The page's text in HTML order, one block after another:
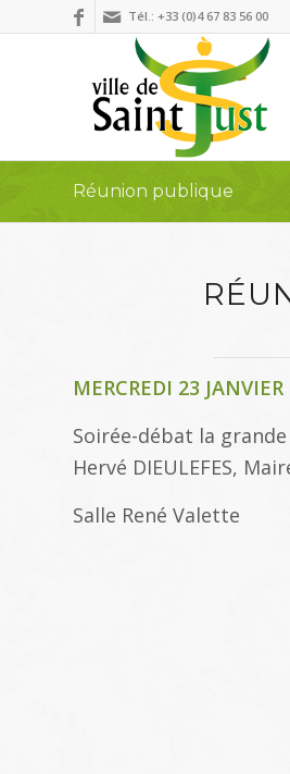
Tél.: +33 (0)4 67 83 56 00
Réunion publique
MERCREDI 23
Soirée-débat la
Hervé DIEULEFES,
Salle René Valette